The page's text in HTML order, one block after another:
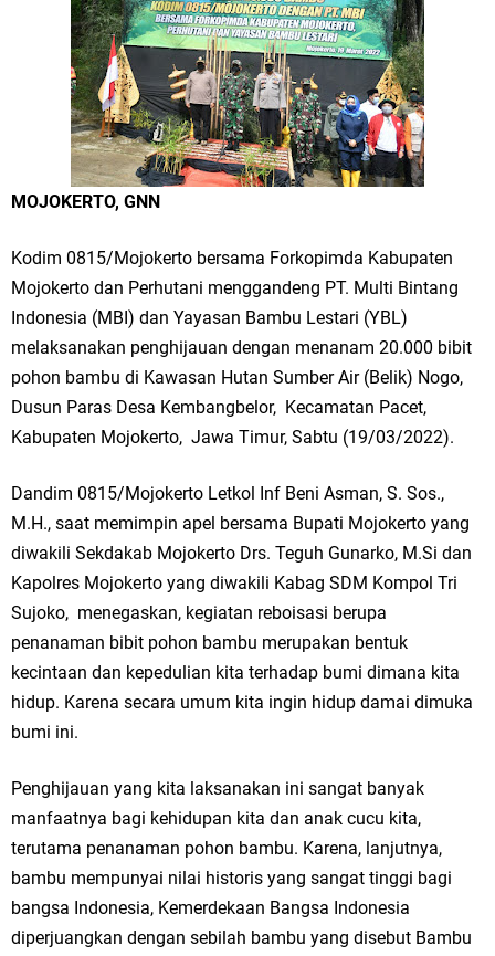
Tumpeng Nasi Krawu Pecahkan Rekor MURI, KWGe Angkat Kuliner
Gresik ke Panggung Dunia
FOZ Jatim, BAZNAS, dan Kemenag Salurkan 22.456 Bingkisan Lebaran
Yatim Serentak di Berbagai Daerah di Jawa Timur
Komitmen Pelayanan Publik dan Kepedulian Sosial
Optik Merlin Donasikan Rp10,36 Juta, Perkuat Keberlanjutan Program
JKNN
Ruwatan Malam Satu Suro di Dusun Kedungsekar Lor, Tradisi Luhur
Ketua DPD Golkar Gresik Wongso Negoro Sambut Tahun Baru Islam
1448 H dengan Doa Kedamaian
Wakil Ketua DPRD Gresik Mujid Riduan Sampaikan Doa dan Harapan di
Tahun Baru Islam 1448 H
Selamat Tahun Baru Islam 1 Muharram 1448 H: Pesan Hijrah Drs. H.
PDUF MUI Jatim Gelar Doa Awal Tahun Hijriah, Teguhkan Optimisme
Reses Anggota DPRD Jabar M. Rizky di Desa Cibitung Wetan: Serap
Aspirasi Petani dan Warga
MOJOKERTO, GNN
Kodim 0815/Mojokerto bersama Forkopimda Kabupaten
Mojokerto dan Perhutani menggandeng PT. Multi Bintang
Indonesia (MBI) dan Yayasan Bambu Lestari (YBL)
melaksanakan penghijauan dengan menanam 20.000 bibit
pohon bambu di Kawasan Hutan Sumber Air (Belik) Nogo,
Dusun Paras Desa Kembangbelor, Kecamatan Pacet,
Kabupaten Mojokerto, Jawa Timur, Sabtu (19/03/2022).
Dandim 0815/Mojokerto Letkol Inf Beni Asman, S. Sos.,
M.H., saat memimpin apel bersama Bupati Mojokerto yang
diwakili Sekdakab Mojokerto Drs. Teguh Gunarko, M.Si dan
Kapolres Mojokerto yang diwakili Kabag SDM Kompol Tri
Sujoko, menegaskan, kegiatan reboisasi berupa
penanaman bibit pohon bambu merupakan bentuk
kecintaan dan kepedulian kita terhadap bumi dimana kita
hidup. Karena secara umum kita ingin hidup damai dimuka
bumi ini.
Penghijauan yang kita laksanakan ini sangat banyak
manfaatnya bagi kehidupan kita dan anak cucu kita,
terutama penanaman pohon bambu. Karena, lanjutnya,
bambu mempunyai nilai historis yang sangat tinggi bagi
bangsa Indonesia, Kemerdekaan Bangsa Indonesia
diperjuangkan dengan sebilah bambu yang disebut Bambu